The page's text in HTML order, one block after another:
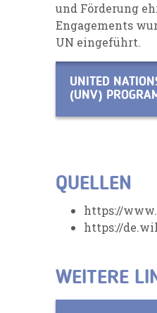
und Förderung
Engagements
UN eingeführt.
UNITED
(UNV)
QUELLEN
https://
https://
WEITERE